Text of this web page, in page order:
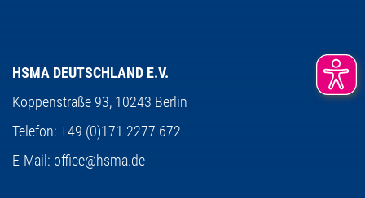
HSMA DEUTSCHLAND E.V.
Koppenstraße 93, 10243 Berlin
Telefon: +49 (0)171 2277 672
E-Mail: office@hsma.de